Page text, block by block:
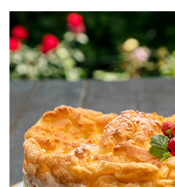
dietetice. Idei retete dietetice. 100
pentru dieta.